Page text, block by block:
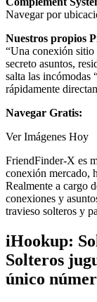
Navegar por
Nuestros propios
“Una conexión sitio
secreto asuntos,
salta las incómodas
rápidamente
Navegar Gratis:
Ver Imágenes Hoy
FriendFinder-X es
conexión mercado,
Realmente a cargo
conexiones y
travieso solteros y
iHookup:
Solteros
único